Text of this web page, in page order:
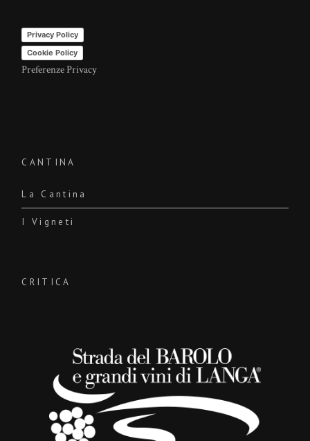
Privacy Policy
Cookie Policy
Preferenze Privacy
CANTINA
La Cantina
I Vigneti
CRITICA